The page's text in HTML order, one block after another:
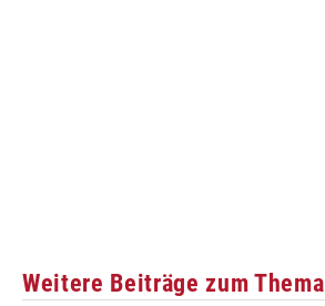
Weitere Beiträge zum Thema